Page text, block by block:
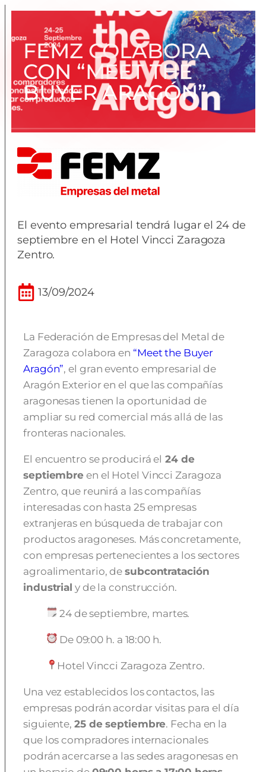
FEMZ COLABORA
CON “MEET THE
BUYER ARAGÓN”
El evento empresarial tendrá lugar el 24 de
septiembre en el Hotel Vincci Zaragoza
Zentro.
13/09/2024
La Federación de Empresas del Metal de
Zaragoza colabora en “Meet the Buyer
Aragón”, el gran evento empresarial de
Aragón Exterior en el que las compañías
aragonesas tienen la oportunidad de
ampliar su red comercial más allá de las
fronteras nacionales.
El encuentro se producirá el 24 de
septiembre en el Hotel Vincci Zaragoza
Zentro, que reunirá a las compañías
interesadas con hasta 25 empresas
extranjeras en búsqueda de trabajar con
productos aragoneses. Más concretamente,
con empresas pertenecientes a los sectores
agroalimentario, de subcontratación
industrial y de la construcción.
24 de septiembre, martes.
De 09:00 h. a 18:00 h.
Hotel Vincci Zaragoza Zentro.
Una vez establecidos los contactos, las
empresas podrán acordar visitas para el día
siguiente, 25 de septiembre. Fecha en la
que los compradores internacionales
podrán acercarse a las sedes aragonesas en